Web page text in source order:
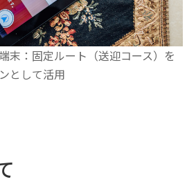
末：固定ルート（送迎コース）を
として活用